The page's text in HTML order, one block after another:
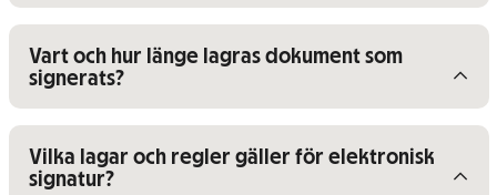
Visa/dölj innehåll för
Vart och hur länge lagras dokument som
signerats?
Visa/dölj innehåll för
Vilka lagar och regler gäller för elektronisk
signatur?